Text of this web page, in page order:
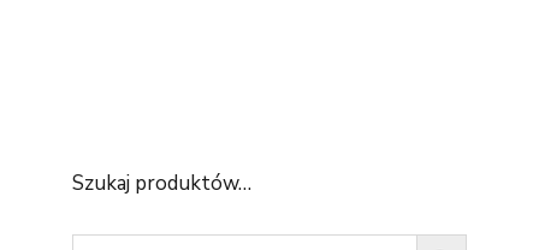
Szukaj produktów…